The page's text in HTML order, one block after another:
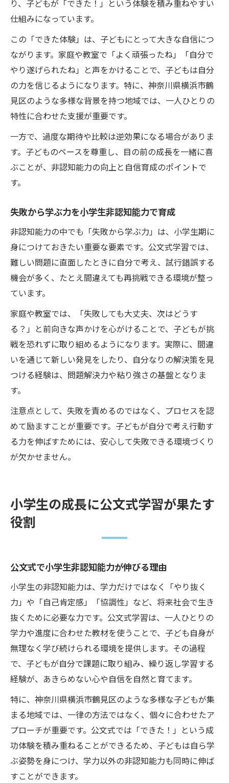
り、子どもが「できた！」という体験を積み重ねやすい
仕組みになっています。
この「できた体験」は、子どもにとって大きな自信につ
ながります。家庭や教室で「よく頑張ったね」「自分で
やり遂げられたね」と声をかけることで、子どもは自分
の力を信じるようになります。特に、神奈川県横浜市鶴
見区のような多様な背景を持つ地域では、一人ひとりの
特性に合わせた支援が重要です。
一方で、過度な期待や比較は逆効果になる場合がありま
す。子どものペースを尊重し、目の前の成長を一緒に喜
ぶことが、非認知能力の向上と自信育成のポイントで
す。
失敗から学ぶ力を小学生非認知能力で育成
非認知能力の中でも「失敗から学ぶ力」は、小学生期に
身につけておきたい重要な要素です。公文式学習では、
難しい問題に直面したときに自分で考え、試行錯誤する
機会が多く、たとえ間違えても再挑戦できる環境が整っ
ています。
家庭や教室では、「失敗しても大丈夫、次はどうす
る？」と前向きな声かけを心がけることで、子どもが挑
戦を恐れずに取り組めるようになります。実際に、間違
いを通じて新しい発見をしたり、自分なりの解決策を見
つける経験は、問題解決力や粘り強さの基盤となりま
す。
注意点として、失敗を責めるのではなく、プロセスを認
めて励ますことが重要です。子どもが自分で考え行動す
る力を伸ばすためには、安心して失敗できる環境づくり
が欠かせません。
小学生の成長に公文式学習が果たす
役割
公文式で小学生非認知能力が伸びる理由
小学生の非認知能力は、学力だけではなく「やり抜く
力」や「自己肯定感」「協調性」など、将来社会で生き
抜くために必要な力です。公文式学習は、一人ひとりの
学力や進度に合わせた教材を使うことで、子ども自身が
無理なく学び続けられる環境を提供します。その過程
で、子どもが自分で課題に取り組み、繰り返し学習する
経験が、あきらめない心や自信を自然と育てます。
特に、神奈川県横浜市鶴見区のような多様な子どもが集
まる地域では、一律の方法ではなく、個々に合わせたア
プローチが重要です。公文式では「できた！」という成
功体験を積み重ねることができるため、子どもは自ら学
ぶ姿勢を身につけ、学力以外の非認知能力も同時に伸ば
すことができます。